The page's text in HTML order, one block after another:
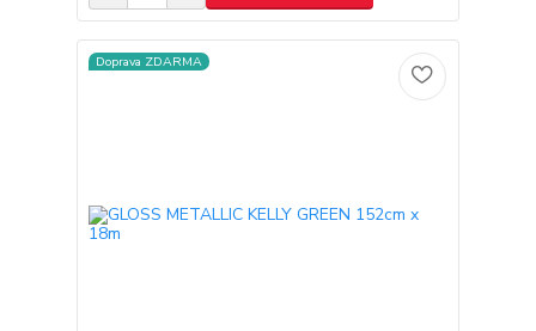
Doprava ZDARMA